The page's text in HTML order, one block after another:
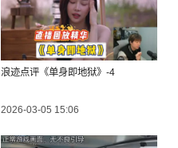
浪迹点评《单身即地狱》-4
2026-03-05 15:06